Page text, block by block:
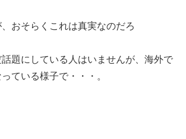
おそらくこれは真実なのだろ
題にしている人はいませんが、海外で
ている様子で・・・。